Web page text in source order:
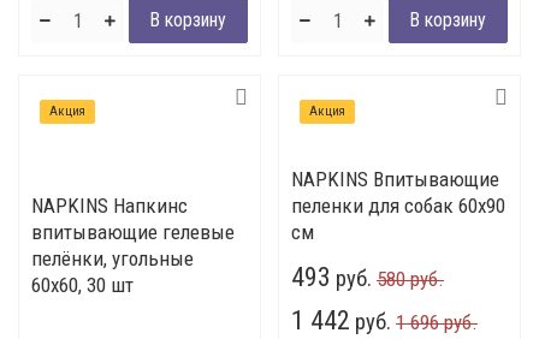
Акция
NAPKINS Напкинс
впитывающие гелевые
пелёнки, угольные
60х60, 30 шт
Акция
NAPKINS Впитывающие
пеленки для собак 60х90
см
493 руб. 580 руб.
1 442 руб. 1 696 руб.